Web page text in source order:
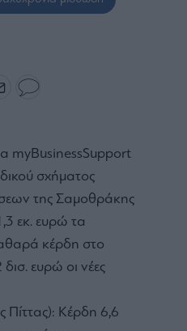
myBusinessSupport
σχήματος
της Σαμοθράκης
εκ. ευρώ τα
κέρδη στο
ευρώ οι νέες
Πίττας): Κέρδη 6,6